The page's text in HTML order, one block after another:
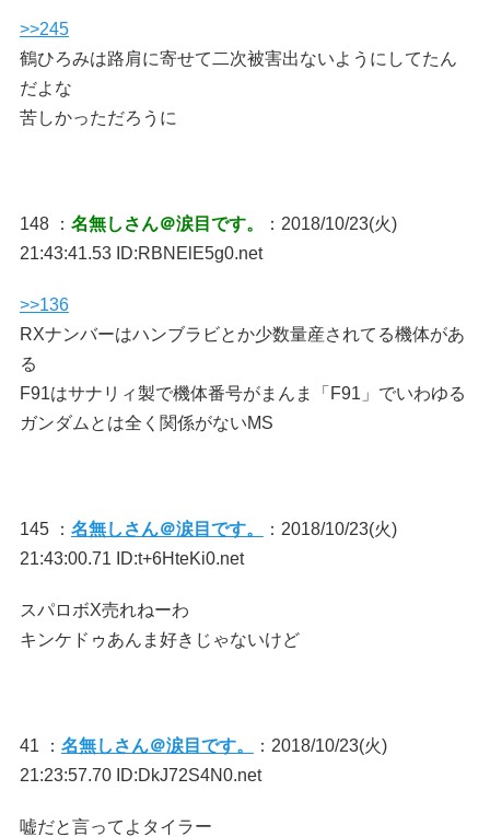
>>245
鶴ひろみは路肩に寄せて二次被害出ないようにしてたん
だよな
苦しかっただろうに
148 ： 名無しさん＠涙目です。
：2018/10/23(火)
21:43:41.53 ID:RBNElE5g0.net
>>136
RXナンバーはハンブラビとか少数量産されてる機体があ
る
F91はサナリィ製で機体番号がまんま「F91」でいわゆる
ガンダムとは全く関係がないMS
145 ： 名無しさん＠涙目です。
：2018/10/23(火)
21:43:00.71 ID:t+6HteKi0.net
スパロボX売れねーわ
キンケドゥあんま好きじゃないけど
41 ： 名無しさん＠涙目です。
：2018/10/23(火)
21:23:57.70 ID:DkJ72S4N0.net
嘘だと言ってよタイラー